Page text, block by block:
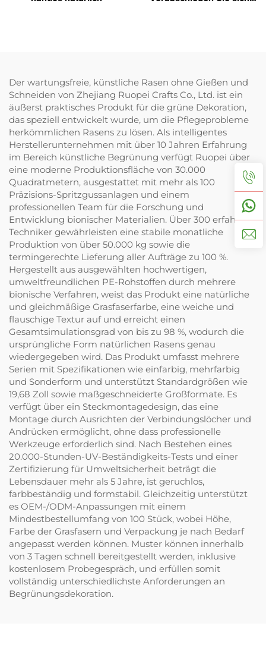
Der wartungsfreie, künstliche Rasen ohne Gießen und
Schneiden von Zhejiang Ruopei Crafts Co., Ltd. ist ein
äußerst praktisches Produkt für die grüne Dekoration,
das speziell entwickelt wurde, um die Pflegeprobleme
herkömmlichen Rasens zu lösen. Als intelligentes
Herstellerunternehmen mit über 10 Jahren Erfahrung
im Bereich künstliche Begrünung verfügt Ruopei über
eine moderne Produktionsfläche von 30.000
Quadratmetern, ausgestattet mit mehr als 100
Präzisions-Spritzgussanlagen und einem
professionellen Team für die Forschung und
Entwicklung bionischer Materialien. Über 300 erfahrene
Techniker gewährleisten eine stabile monatliche
Produktion von über 50.000 kg sowie die
termingerechte Lieferung aller Aufträge zu 100 %.
Hergestellt aus ausgewählten hochwertigen,
umweltfreundlichen PE-Rohstoffen durch mehrere
bionische Verfahren, weist das Produkt eine natürliche
und gleichmäßige Grasfaserfarbe, eine weiche und
flauschige Textur auf und erreicht einen
Gesamtsimulationsgrad von bis zu 98 %, wodurch die
ursprüngliche Form natürlichen Rasens genau
wiedergegeben wird. Das Produkt umfasst mehrere
Serien mit Spezifikationen wie einfarbig, mehrfarbig
und Sonderform und unterstützt Standardgrößen wie
19,68 Zoll sowie maßgeschneiderte Großformate. Es
verfügt über ein Steckmontagedesign, das eine
Montage durch Ausrichten der Verbindungslöcher und
Andrücken ermöglicht, ohne dass professionelle
Werkzeuge erforderlich sind. Nach Bestehen eines
20.000-Stunden-UV-Beständigkeits-Tests und einer
Zertifizierung für Umweltsicherheit beträgt die
Lebensdauer mehr als 5 Jahre, ist geruchlos,
farbbeständig und formstabil. Gleichzeitig unterstützt
es OEM-/ODM-Anpassungen mit einem
Mindestbestellumfang von 100 Stück, wobei Höhe,
Farbe der Grasfasern und Verpackung je nach Bedarf
angepasst werden können. Muster können innerhalb
von 3 Tagen schnell bereitgestellt werden, inklusive
kostenlosem Probegespräch, und erfüllen somit
vollständig unterschiedlichste Anforderungen an
Begrünungsdekoration.